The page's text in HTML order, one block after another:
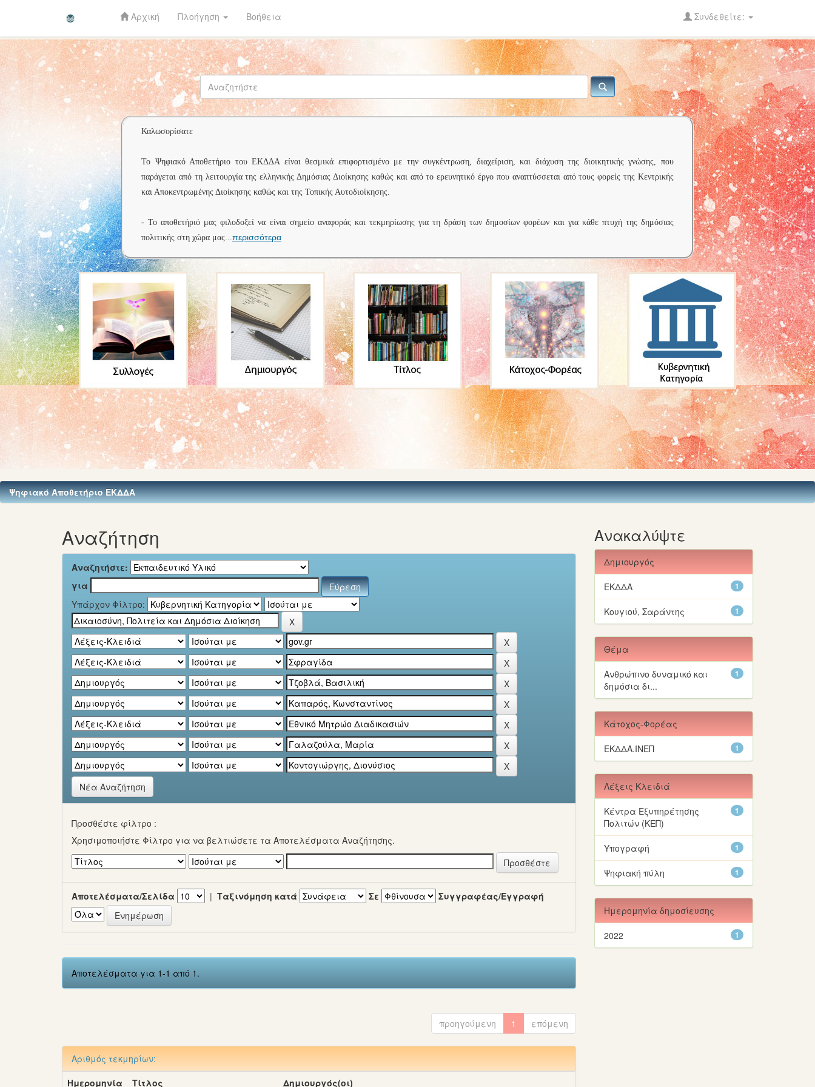
Skip
navigation
Αρχική Πλοήγηση Βοήθεια Συνδεθείτε:
Καλωσορίσατε
Το Ψηφιακό Αποθετήριο του ΕΚΔΔΑ είναι θεσμικά επιφορτισμένο με την συγκέντρωση, διαχείριση, και διάχυση της διοικητικής γνώσης, που
παράγεται από τη λειτουργία της ελληνικής Δημόσιας Διοίκησης καθώς και από το ερευνητικό έργο που αναπτύσσεται από τους φορείς της Κεντρικής
και Αποκεντρωμένης Διοίκησης καθώς και της Τοπικής Αυτοδιοίκησης.
- Το αποθετήριό μας φιλοδοξεί να είναι σημείο αναφοράς και τεκμηρίωσης για τη δράση των δημοσίων φορέων και για κάθε πτυχή της δημόσιας
πολιτικής στη χώρα μας...περισσότερα
Ψηφιακό Αποθετήριο ΕΚΔΔΑ
Αναζήτηση
Αναζητήστε:
για
Υπάρχον Φίλτρο:
Νέα Αναζήτηση
Προσθέστε φίλτρο :
Χρησιμοποιήστε Φίλτρο για να βελτιώσετε τα Αποτελέσματα Αναζήτησης.
Αποτελέσματα/Σελίδα | Ταξινόμηση κατά Σε Συγγραφέας/Εγγραφή
Αποτελέσματα για 1-1 από 1.
προηγούμενη 1 επόμενη
Αριθμός τεκμηρίων:
Ημερομηνία
Τίτλος Δημιουργός(οι)
Ανακαλύψτε
Δημιουργός
1
ΕΚΔΔΑ
1
Κουγιού, Σαράντης
Θέμα
1
Ανθρώπινο δυναμικό και
δημόσια δι...
Κάτοχος-Φορέας
1
ΕΚΔΔΑ.ΙΝΕΠ
Λέξεις Κλειδιά
1
Κέντρα Εξυπηρέτησης
Πολιτών (ΚΕΠ)
1
Υπογραφή
1
Ψηφιακή πύλη
Ημερομηνία δημοσίευσης
1
2022